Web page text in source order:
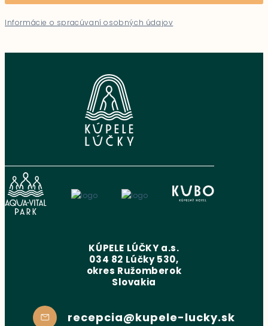
Informácie o spracúvaní osobných údajov
KÚPELE LÚČKY a.s.
034 82 Lúčky 530,
okres Ružomberok
Slovakia
recepcia@kupele-lucky.sk